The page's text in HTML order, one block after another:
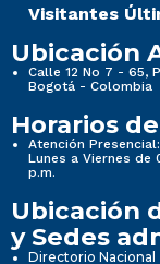
Visitantes
Ubicación
Calle 12 No 7 - 65,
Bogotá - Colombia
Horarios
Atención Presencial:
Lunes a Viernes de
p.m.
Ubicación
y Sedes
Directorio Nacional